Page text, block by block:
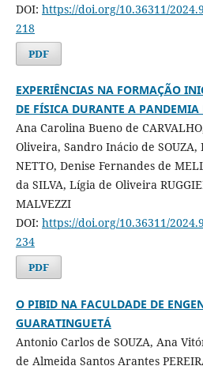
DOI: https://doi.org/10.36311/
218
PDF
EXPERIÊNCIAS NA FORMAÇÃO
DE FÍSICA DURANTE A
Ana Carolina Bueno de
Oliveira, Sandro Inácio de SOUZA,
NETTO, Denise Fernandes de
da SILVA, Lígia de Oliveira
MALVEZZI
DOI: https://doi.org/10.36311/
234
PDF
O PIBID NA FACULDADE DE
GUARATINGUETÁ
Antonio Carlos de SOUZA, Ana
de Almeida Santos Arantes